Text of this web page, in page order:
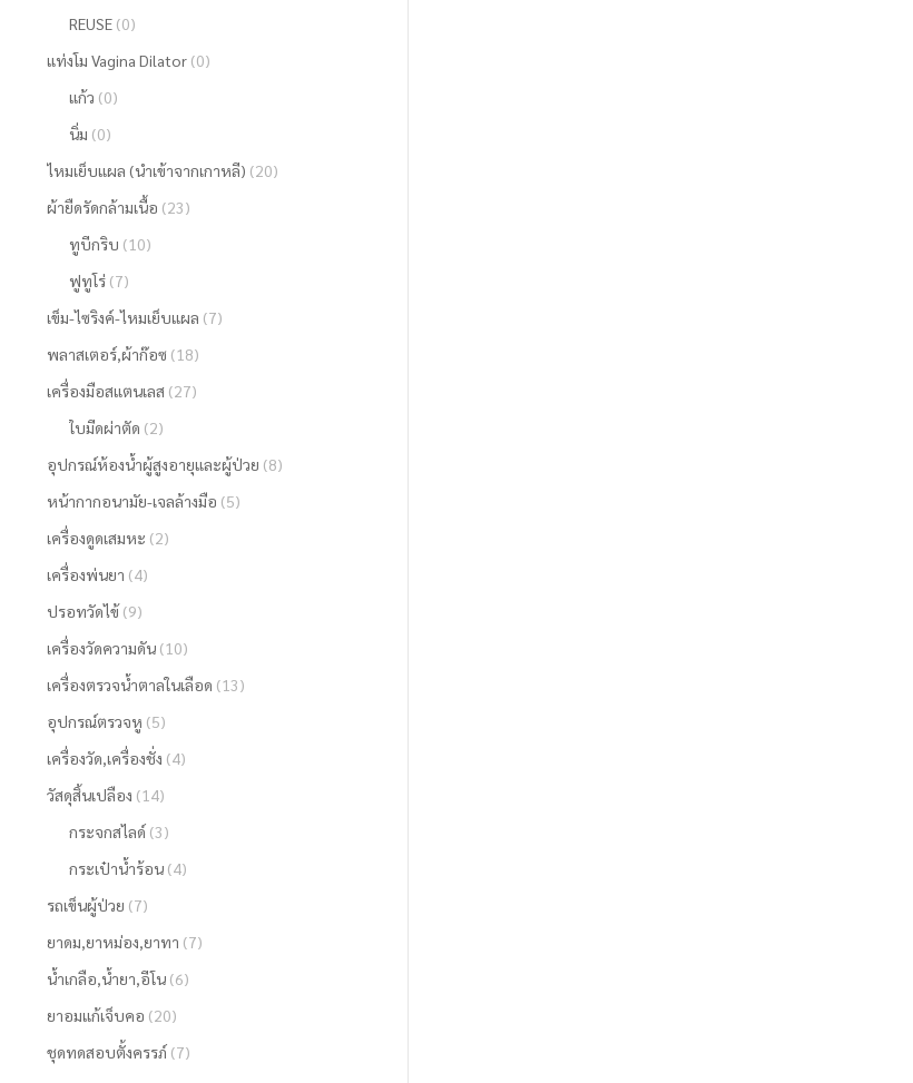
REUSE (0)
แท่งโม Vagina Dilator (0)
แก้ว (0)
นิ่ม (0)
ไหมเย็บแผล (นำเข้าจากเกาหลี) (20)
ผ้ายืดรัดกล้ามเนื้อ (23)
ทูบีกริบ (10)
ฟูทูโร่ (7)
เข็ม-ไซริงค์-ไหมเย็บแผล (7)
พลาสเตอร์,ผ้าก๊อซ (18)
เครื่องมือสแตนเลส (27)
ใบมีดผ่าตัด (2)
อุปกรณ์ห้องน้ำผู้สูงอายุและผู้ป่วย (8)
หน้ากากอนามัย-เจลล้างมือ (5)
เครื่องดูดเสมหะ (2)
เครื่องพ่นยา (4)
ปรอทวัดไข้ (9)
เครื่องวัดความดัน (10)
เครื่องตรวจน้ำตาลในเลือด (13)
อุปกรณ์ตรวจหู (5)
เครื่องวัด,เครื่องชั่ง (4)
วัสดุสิ้นเปลือง (14)
กระจกสไลด์ (3)
กระเป๋าน้ำร้อน (4)
รถเข็นผู้ป่วย (7)
ยาดม,ยาหม่อง,ยาทา (7)
น้ำเกลือ,น้ำยา,อีโน (6)
ยาอมแก้เจ็บคอ (20)
ชุดทดสอบตั้งครรภ์ (7)